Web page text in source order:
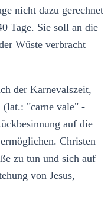
nicht dazu gerechnet
Tage. Sie soll an die
Wüste verbracht
der Karnevalszeit,
(lat.: "carne vale" -
auf die
Christen
zu tun und sich auf
von Jesus,